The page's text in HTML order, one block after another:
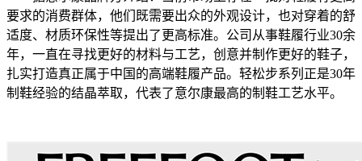
要求的消费群体，他们既需要出众的外观设计，也对穿着的舒
适度、材质环保性等提出了更高标准。公司从事鞋履行业30余
年，一直在寻找更好的材料与工艺，创意并制作更好的鞋子，
扎实打造真正属于中国的高端鞋履产品。轻松步系列正是30年
制鞋经验的结晶萃取，代表了意尔康最高的制鞋工艺水平。